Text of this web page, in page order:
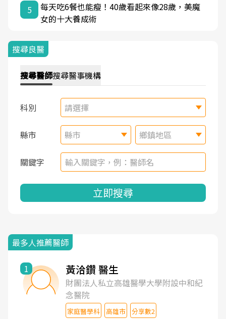
5
每天吃6餐也能瘦！40歲看起來像28歲，美魔
女的十大養成術
搜尋良醫
搜尋醫師搜尋醫事機構
科別 請選擇
縣市 縣市 鄉鎮地區
關鍵字
立即搜尋
最多人推薦醫師
1 黃洽鑽 醫生
財團法人私立高雄醫學大學附設中和紀
念醫院
家庭醫學科 高雄市 分享數2